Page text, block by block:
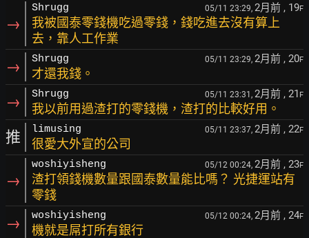
→
Shrugg 05/11 23:29, 2月前 , 19F
我被國泰零錢機吃過零錢，錢吃進去沒有算上
去，靠人工作業
→ Shrugg 05/11 23:29, 2月前 , 20F
才還我錢。
→ Shrugg 05/11 23:31, 2月前 , 21 F
我以前用過渣打的零錢機，渣打的比較好用。
推 limusing 05/11 23:37, 2月前 , 22F
很愛大外宣的公司
→
woshiyisheng 05/12 00:24, 2月前 , 23F
渣打領錢機數量跟國泰數量能比嗎？ 光捷運站有
零錢
→ woshiyisheng 05/12 00:24, 2月前 , 24F
機就是屌打所有銀行